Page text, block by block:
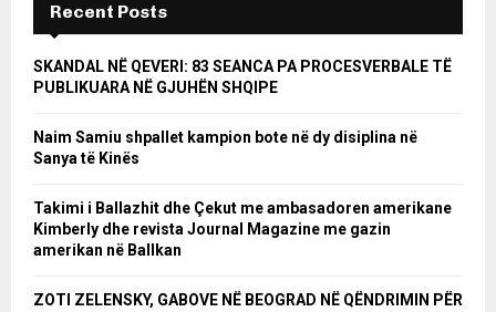
Recent Posts
SKANDAL NË QEVERI: 83 SEANCA PA PROCESVERBALE TË
PUBLIKUARA NË GJUHËN SHQIPE
Naim Samiu shpallet kampion bote në dy disiplina në
Sanya të Kinës
Takimi i Ballazhit dhe Çekut me ambasadoren amerikane
Kimberly dhe revista Journal Magazine me gazin
amerikan në Ballkan
ZOTI ZELENSKY, GABOVE NË BEOGRAD NË QËNDRIMIN PËR